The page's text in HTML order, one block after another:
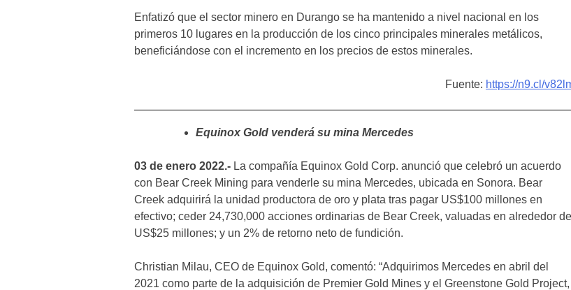
Enfatizó que el sector minero en Durango se ha mantenido a nivel nacional en los
primeros 10 lugares en la producción de los cinco principales minerales metálicos,
beneficiándose con el incremento en los precios de estos minerales.
Fuente: https://n9.cl/
Equinox Gold venderá su mina Mercedes
03 de enero 2022.- La compañía Equinox Gold Corp. anunció que celebró un acuerdo
con Bear Creek Mining para venderle su mina Mercedes, ubicada en Sonora. Bear
Creek adquirirá la unidad productora de oro y plata tras pagar US$100 millones en
efectivo; ceder 24,730,000 acciones ordinarias de Bear Creek, valuadas en alrededor de
US$25 millones; y un 2% de retorno neto de fundición.
Christian Milau, CEO de Equinox Gold, comentó: “Adquirimos Mercedes en abril del
2021 como parte de la adquisición de Premier Gold Mines y el Greenstone Gold Project,